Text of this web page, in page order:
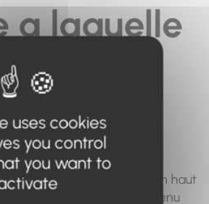
a laquelle
à
n'existe
ou plus.
le moteur de recherche en haut
menu pour trouver le contenu
uses cookies
you control
you want to